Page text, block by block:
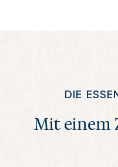
DIE
Mit einem